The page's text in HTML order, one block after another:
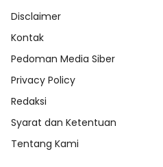
Disclaimer
Kontak
Pedoman Media Siber
Privacy Policy
Redaksi
Syarat dan Ketentuan
Tentang Kami